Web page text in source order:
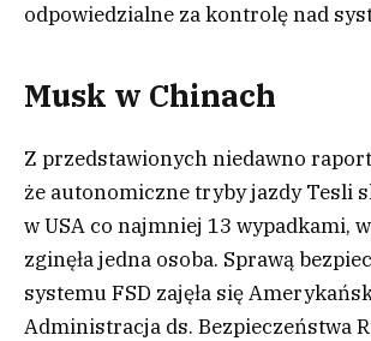
odpowiedzialne za kontrolę nad
Musk w Chinach
Z przedstawionych niedawno
że autonomiczne tryby jazdy Tesli
w USA co najmniej 13 wypadkami,
zginęła jedna osoba. Sprawą
systemu FSD zajęła się
Administracja ds. Bezpieczeństwa